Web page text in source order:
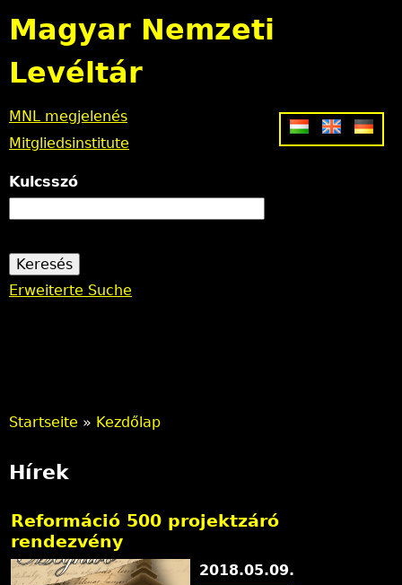
Jump to navigation
Magyar Nemzeti
Levéltár
Kulcsszó
Erweiterte Suche
MNL megjelenés
Mitgliedsinstitute
i
e
s
i
Startseite » Kezdőlap
Hírek
Reformáció 500 projektzáró
rendezvény
2018.05.09.